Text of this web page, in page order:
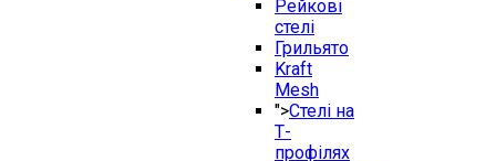
Рейкові
стелі
Грильято
Kraft
Mesh
">Стелі на
Т-
профілях